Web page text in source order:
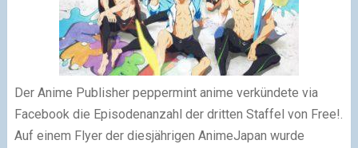
Der Anime Publisher peppermint anime verkündete via
Facebook die Episodenanzahl der dritten Staffel von Free!.
Auf einem Flyer der diesjährigen AnimeJapan wurde